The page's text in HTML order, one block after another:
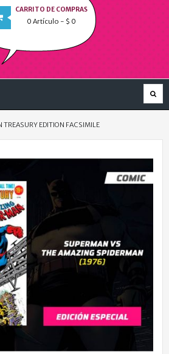
CARRITO DE COMPRAS
0 Artículo - $ 0
TREASURY EDITION FACSIMILE